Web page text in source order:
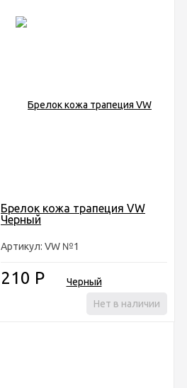
Брелок кожа трапеция VW
Черный
Артикул: VW №1
210 Р
Нет в наличии